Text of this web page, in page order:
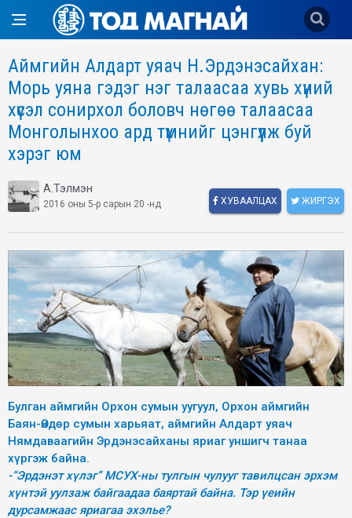
Аймгийн Алдарт уяач Н.Эрдэнэсайхан:
Морь уяна гэдэг нэг талаасаа хувь хүний
хүсэл сонирхол боловч нөгөө талаасаа
Монголынхоо ард түмнийг цэнгүүлж буй
хэрэг юм
А.Тэлмэн
2016 оны 5-р сарын 20 -нд ХУВААЛЦАХ ЖИРГЭХ
Булган аймгийн Орхон сумын уугуул, Орхон аймгийн
Баян-Өндөр сумын харьяат, аймгийн Алдарт уяач
Нямдаваагийн Эрдэнэсайханы яриаг уншигч танаа
хүргэж байна.
-“Эрдэнэт хүлэг” МСУХ-ны тулгын чулууг тавилцсан эрхэм
хүнтэй уулзаж байгаадаа баяртай байна. Тэр үеийн
дурсамжаас яриагаа эхэлье?